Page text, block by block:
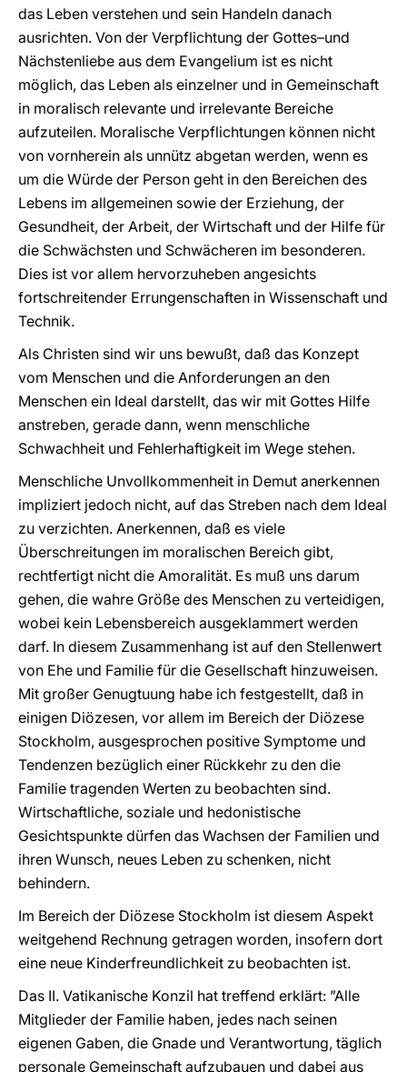
das Leben verstehen und sein Handeln danach
ausrichten. Von der Verpflichtung der Gottes–und
Nächstenliebe aus dem Evangelium ist es nicht
möglich, das Leben als einzelner und in Gemeinschaft
in moralisch relevante und irrelevante Bereiche
aufzuteilen. Moralische Verpflichtungen können nicht
von vornherein als unnütz abgetan werden, wenn es
um die Würde der Person geht in den Bereichen des
Lebens im allgemeinen sowie der Erziehung, der
Gesundheit, der Arbeit, der Wirtschaft und der Hilfe für
die Schwächsten und Schwächeren im besonderen.
Dies ist vor allem hervorzuheben angesichts
fortschreitender Errungenschaften in Wissenschaft und
Technik.
Als Christen sind wir uns bewußt, daß das Konzept
vom Menschen und die Anforderungen an den
Menschen ein Ideal darstellt, das wir mit Gottes Hilfe
anstreben, gerade dann, wenn menschliche
Schwachheit und Fehlerhaftigkeit im Wege stehen.
Menschliche Unvollkommenheit in Demut anerkennen
impliziert jedoch nicht, auf das Streben nach dem Ideal
zu verzichten. Anerkennen, daß es viele
Überschreitungen im moralischen Bereich gibt,
rechtfertigt nicht die Amoralität. Es muß uns darum
gehen, die wahre Größe des Menschen zu verteidigen,
wobei kein Lebensbereich ausgeklammert werden
darf. In diesem Zusammenhang ist auf den Stellenwert
von Ehe und Familie für die Gesellschaft hinzuweisen.
Mit großer Genugtuung habe ich festgestellt, daß in
einigen Diözesen, vor allem im Bereich der Diözese
Stockholm, ausgesprochen positive Symptome und
Tendenzen bezüglich einer Rückkehr zu den die
Familie tragenden Werten zu beobachten sind.
Wirtschaftliche, soziale und hedonistische
Gesichtspunkte dürfen das Wachsen der Familien und
ihren Wunsch, neues Leben zu schenken, nicht
behindern.
Im Bereich der Diözese Stockholm ist diesem Aspekt
weitgehend Rechnung getragen worden, insofern dort
eine neue Kinderfreundlichkeit zu beobachten ist.
Das II. Vatikanische Konzil hat treffend erklärt: ”Alle
Mitglieder der Familie haben, jedes nach seinen
eigenen Gaben, die Gnade und Verantwortung, täglich
personale Gemeinschaft aufzubauen und dabei aus